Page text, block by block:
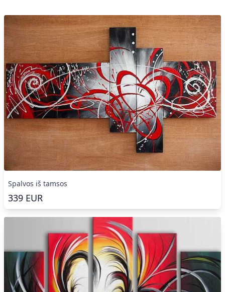
Spalvos iš tamsos
339 EUR